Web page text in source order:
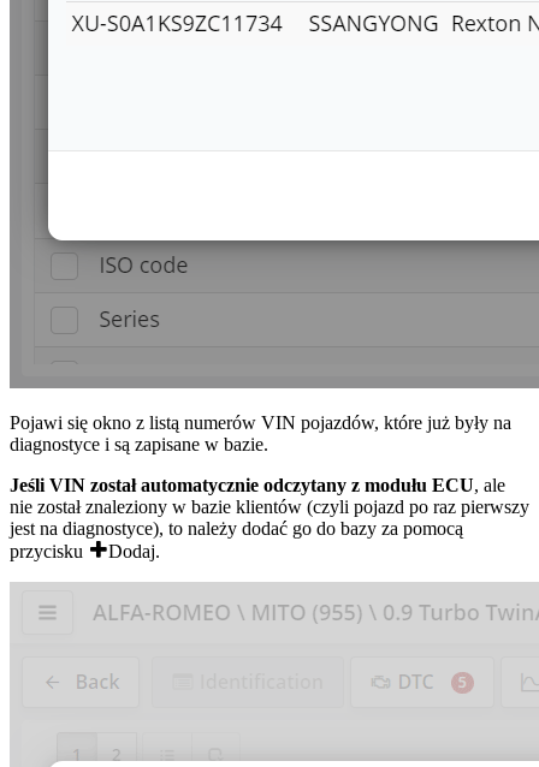
Pojawi się okno z listą numerów VIN pojazdów, które już były na
diagnostyce i są zapisane w bazie.
Jeśli VIN został automatycznie odczytany z modułu ECU, ale
nie został znaleziony w bazie klientów (czyli pojazd po raz pierwszy
jest na diagnostyce), to należy dodać go do bazy za pomocą
przycisku
Dodaj.